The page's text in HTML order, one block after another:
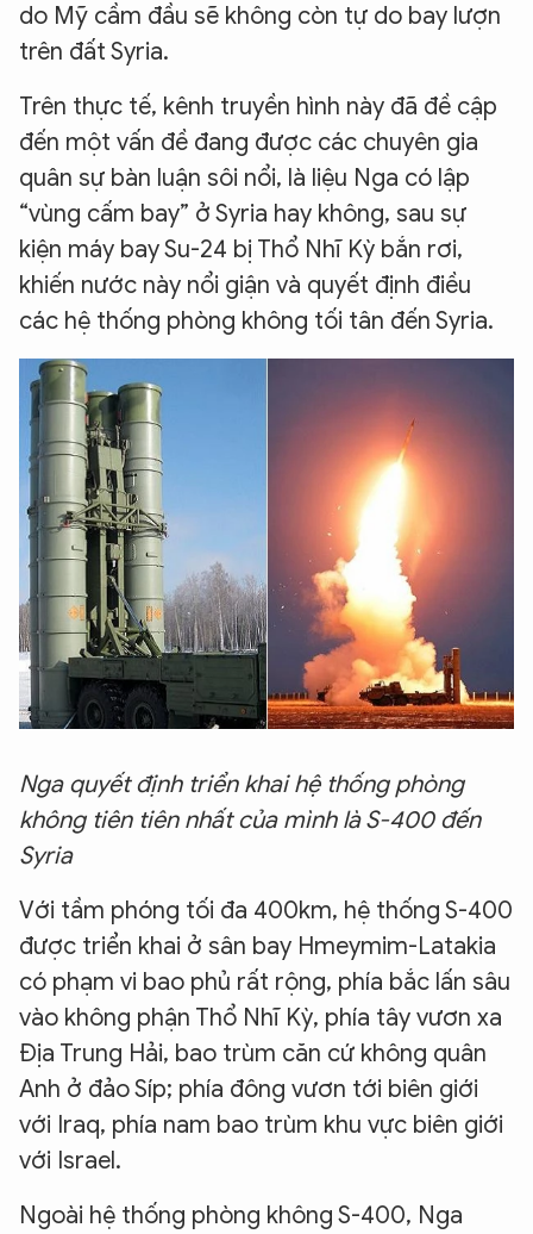
do Mỹ cầm đầu sẽ không còn tự do bay lượn
trên đất Syria.
Trên thực tế, kênh truyền hình này đã đề cập
đến một vấn đề đang được các chuyên gia
quân sự bàn luận sôi nổi, là liệu Nga có lập
“vùng cấm bay” ở Syria hay không, sau sự
kiện máy bay Su-24 bị Thổ Nhĩ Kỳ bắn rơi,
khiến nước này nổi giận và quyết định điều
các hệ thống phòng không tối tân đến Syria.
Nga quyết định triển khai hệ thống phòng
không tiên tiên nhất của mình là S-400 đến
Syria
Với tầm phóng tối đa 400km, hệ thống S-400
được triển khai ở sân bay Hmeymim-Latakia
có phạm vi bao phủ rất rộng, phía bắc lấn sâu
vào không phận Thổ Nhĩ Kỳ, phía tây vươn xa
Địa Trung Hải, bao trùm căn cứ không quân
Anh ở đảo Síp; phía đông vươn tới biên giới
với Iraq, phía nam bao trùm khu vực biên giới
với Israel.
Ngoài hệ thống phòng không S-400, Nga